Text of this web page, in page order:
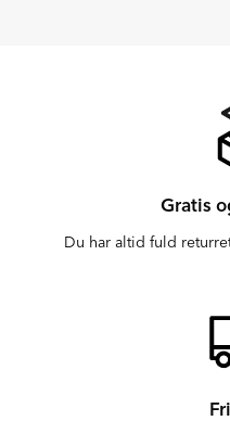
Gratis
Du har altid fuld